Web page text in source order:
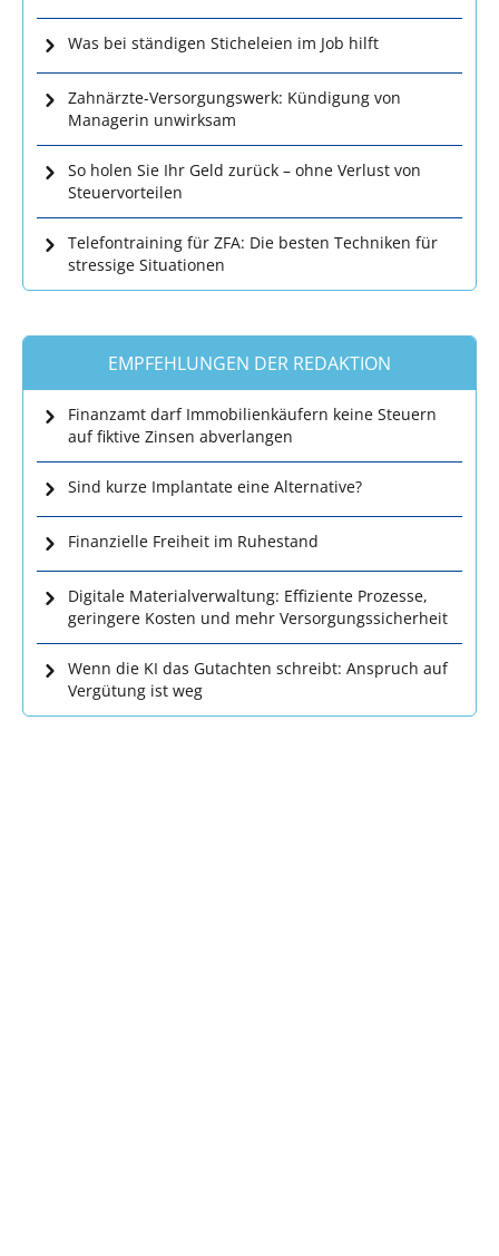
Was bei ständigen Sticheleien im Job hilft
Zahnärzte-Versorgungswerk: Kündigung von
Managerin unwirksam
So holen Sie Ihr Geld zurück – ohne Verlust von
Steuervorteilen
Telefontraining für ZFA: Die besten Techniken für
stressige Situationen
EMPFEHLUNGEN DER REDAKTION
Finanzamt darf Immobilienkäufern keine Steuern
auf fiktive Zinsen abverlangen
Sind kurze Implantate eine Alternative?
Finanzielle Freiheit im Ruhestand
Digitale Materialverwaltung: Effiziente Prozesse,
geringere Kosten und mehr Versorgungssicherheit
Wenn die KI das Gutachten schreibt: Anspruch auf
Vergütung ist weg